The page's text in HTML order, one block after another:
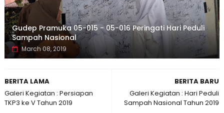
Gudep Pramuka 05-015 - 05-016 Peringati Hari Peduli
Sampah Nasional
March 08, 2019
BERITA BARU
Galeri Kegiatan : Hari Peduli
Sampah Nasional Tahun 2019
BERITA LAMA
Galeri Kegiatan : Persiapan
TKP3 ke V Tahun 2019